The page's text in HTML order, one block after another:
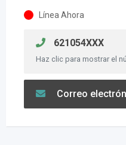
Línea Ahora
621054XXX
Haz clic para mostrar el
Correo